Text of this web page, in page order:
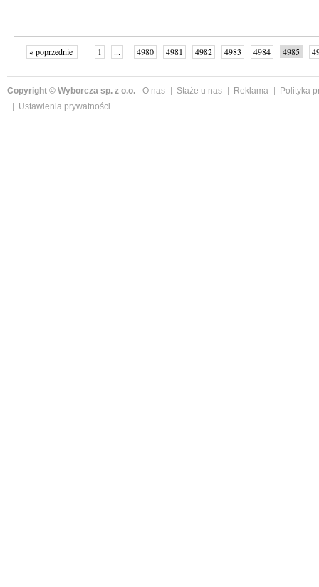
« poprzednie 1 ... 4980 4981 4982 4983 4984 4985
Copyright © Wyborcza sp. z o.o. O nas Staże u nas Reklama
Polityka
Ustawienia prywatności